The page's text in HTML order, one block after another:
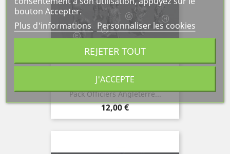
Pack Officiers Angleterre...
Prix
12,00 €
bouton Accepter.
Plus d'informations Personnaliser les cookies
REJETER TOUT
J'ACCEPTE